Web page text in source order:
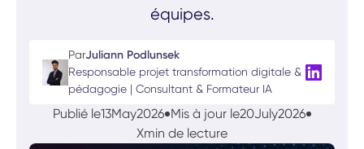
équipes.
ParJuliann Podlunsek
Responsable projet transformation digitale &
pédagogie | Consultant & Formateur IA
Publié le13May2026 Mis à jour le20July2026
Xmin de lecture